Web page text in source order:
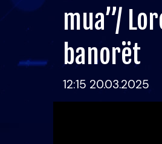
mua”/
banorët
12:15 20.03.2025